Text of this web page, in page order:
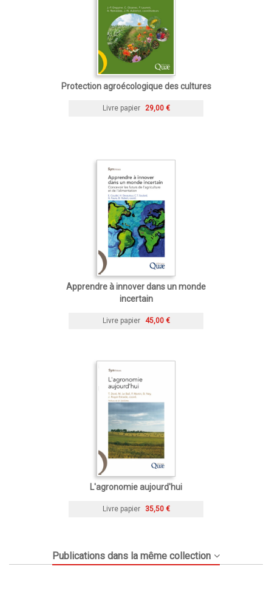
Protection agroécologique des cultures
Livre papier 29,00 €
Apprendre à innover dans un monde
incertain
Livre papier 45,00 €
L'agronomie aujourd'hui
Livre papier 35,50 €
Publications dans la même collection